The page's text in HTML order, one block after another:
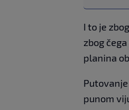
I to je
zbog
planina
punom